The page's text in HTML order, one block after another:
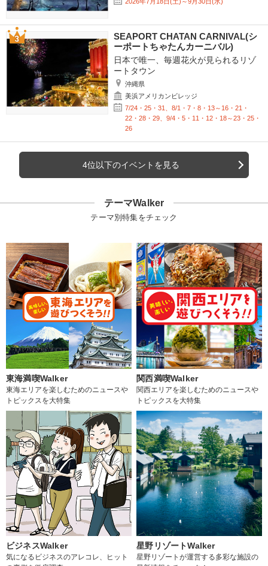
SEAPORT CHATAN CARNIVAL(シ
ーポートちゃたんカーニバル)
日本で唯一、毎週花火が見られるリゾ
ートタウン
沖縄県
美浜アメリカンビレッジ
7/24・25・31、8/1・7・8・13～16・21・
22・28・29、9/4・5・11・12・18～23・25・
26
4位以下のイベントを見る
テーマWalker
テーマ別特集をチェック
東海満喫Walker
東海エリアを楽しむためのニュースや
トピックスを大特集
関西満喫Walker
関西エリアを楽しむためのニュースや
トピックスを大特集
ビジネスWalker
気になるビジネスのアレコレ、ヒット
星野リゾートWalker
星野リゾートが運営する多彩な施設の